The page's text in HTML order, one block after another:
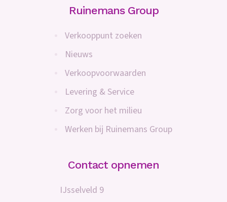
Ruinemans Group
Verkooppunt zoeken
Nieuws
Verkoopvoorwaarden
Levering & Service
Zorg voor het milieu
Werken bij Ruinemans Group
Contact opnemen
IJsselveld 9